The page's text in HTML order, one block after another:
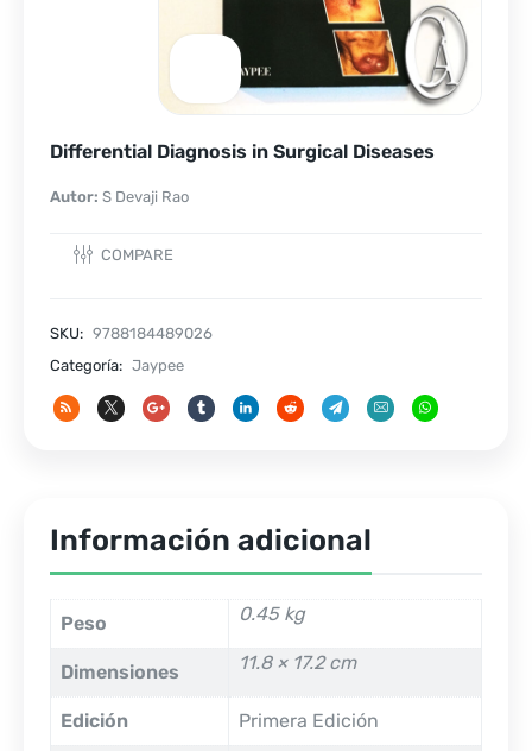
Differential Diagnosis in Surgical Diseases
Autor: S Devaji Rao
COMPARE
SKU: 9788184489026
Categoría: Jaypee
Información adicional
Peso 0.45 kg
Dimensiones 11.8 × 17.2 cm
Edición Primera Edición